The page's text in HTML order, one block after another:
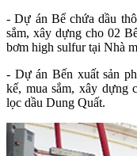
- Dự án Bể chứa dầu
sắm, xây dựng cho 02
bơm high sulfur tại Nhà
- Dự án Bến xuất sản
kế, mua sắm, xây dựng
lọc dầu Dung Quất.